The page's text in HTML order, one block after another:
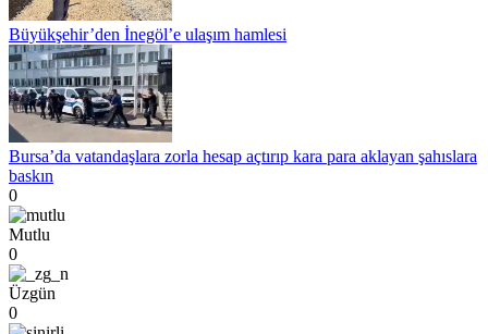
Büyükşehir’den İnegöl’e ulaşım hamlesi
Bursa’da vatandaşlara zorla hesap açtırıp kara para aklayan şahıslara
baskın
0
Mutlu
0
Üzgün
0